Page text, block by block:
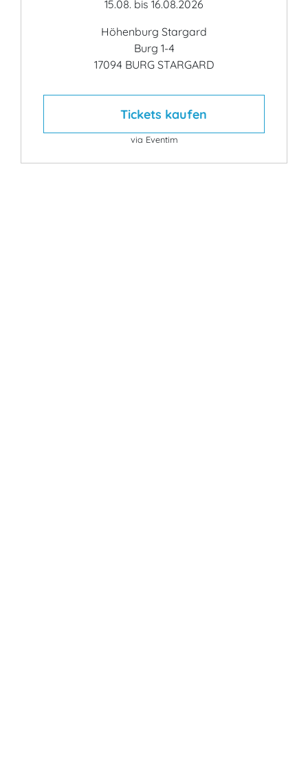
15.08. bis 16.08.2026
Höhenburg Stargard
Burg 1-4
17094 BURG STARGARD
Tickets kaufen
via Eventim